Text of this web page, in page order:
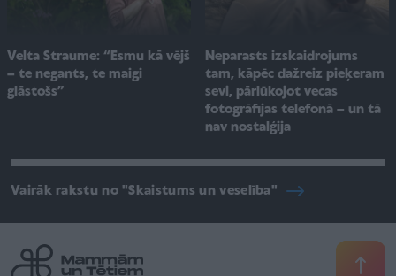
Velta Straume: “Esmu kā vējš
– te negants, te maigi
glāstošs”
Neparasts izskaidrojums
tam, kāpēc dažreiz pieķeram
sevi, pārlūkojot vecas
fotogrāfijas telefonā – un tā
nav nostalģija
Vairāk rakstu no "Skaistums un veselība"